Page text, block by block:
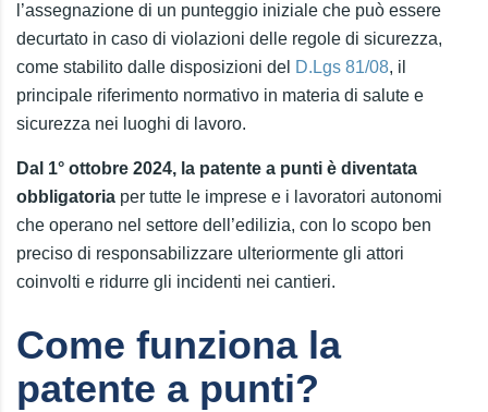
l’assegnazione di un punteggio iniziale che può essere
decurtato in caso di violazioni delle regole di sicurezza,
come stabilito dalle disposizioni del D.Lgs 81/08, il
principale riferimento normativo in materia di salute e
sicurezza nei luoghi di lavoro.
Dal 1° ottobre 2024, la patente a punti è diventata
obbligatoria per tutte le imprese e i lavoratori autonomi
che operano nel settore dell’edilizia, con lo scopo ben
preciso di responsabilizzare ulteriormente gli attori
coinvolti e ridurre gli incidenti nei cantieri.
Come funziona la
patente a punti?